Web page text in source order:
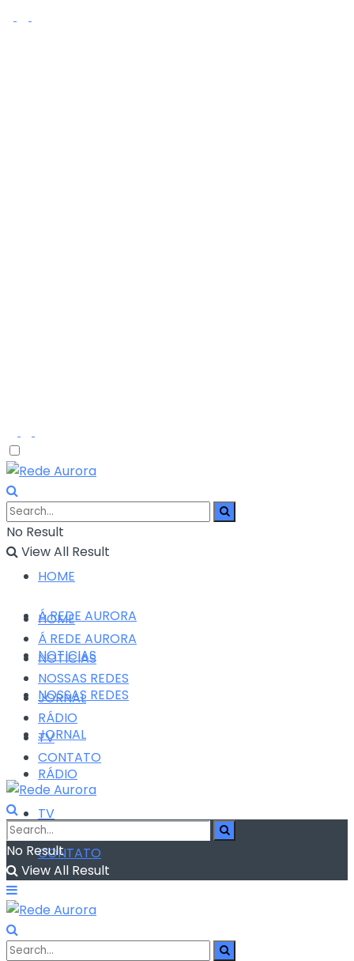
No Result
View All Result
HOME
Á REDE AURORA
NOTICIAS
NOSSAS REDES
JORNAL
RÁDIO
TV
CONTATO
HOME
Á REDE AURORA
NOTICIAS
NOSSAS REDES
JORNAL
RÁDIO
TV
CONTATO
No Result
View All Result